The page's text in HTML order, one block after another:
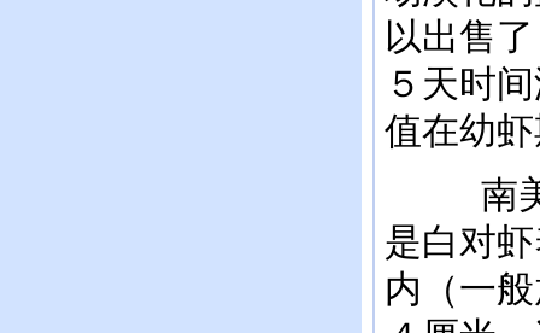
以出售
５天时
值在幼
南美白
是白对
内（一